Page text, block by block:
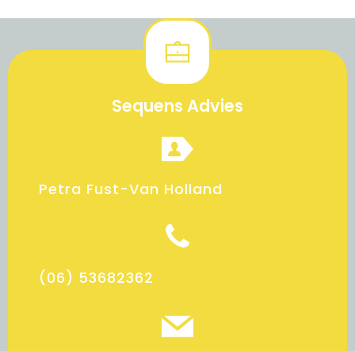
Sequens Advies
Petra Fust-Van Holland
(06) 53682362